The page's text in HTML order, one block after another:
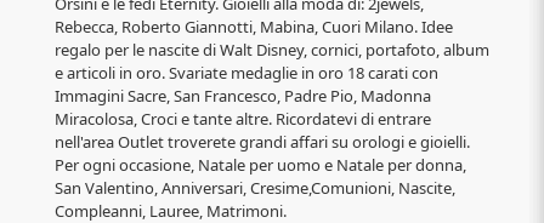
Rebecca, Roberto Giannotti, Mabina, Cuori Milano. Idee
regalo per le nascite di Walt Disney, cornici, portafoto, album
e articoli in oro. Svariate medaglie in oro 18 carati con
Immagini Sacre, San Francesco, Padre Pio, Madonna
Miracolosa, Croci e tante altre. Ricordatevi di entrare
nell'area Outlet troverete grandi affari su orologi e gioielli.
Per ogni occasione, Natale per uomo e Natale per donna,
San Valentino, Anniversari, Cresime,Comunioni, Nascite,
Compleanni, Lauree, Matrimoni.